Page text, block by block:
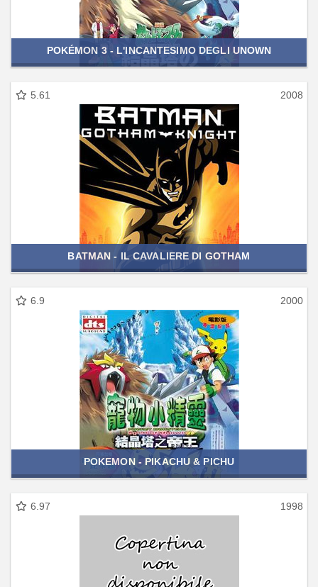
POKÉMON 3 - L'INCANTESIMO DEGLI UNOWN
5.61 2008
BATMAN - IL CAVALIERE DI GOTHAM
6.9 2000
POKEMON - PIKACHU & PICHU
6.97 1998